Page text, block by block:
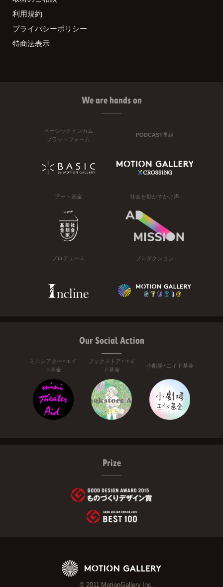
利用規約
プライバシーポリシー
特商法表示
We are hands on
ベーシックインカム
プラットフォーム
PODCAST番組
アート基金 社会を動かすかけ声
プロデュース プロダクション
Our Social Action
ミニシアター・エイ
ド基金
ブックストア・エイ
ド基金
小劇場・エイド基金
Prize
© 2011 MotionGallery Inc.